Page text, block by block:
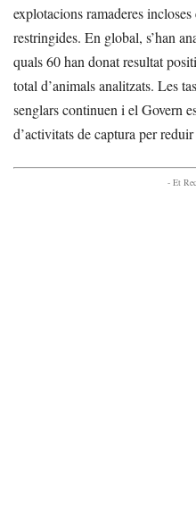
explotacions ramaderes
restringides. En global, s’han
quals 60 han donat resultat
total d’animals analitzats. Les
senglars continuen i el Govern
d’activitats de captura per
- Et